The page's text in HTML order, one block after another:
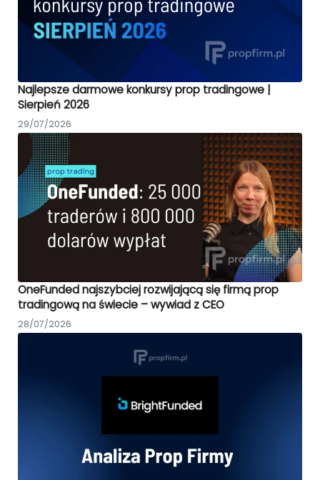
Najlepsze darmowe konkursy prop tradingowe |
Sierpień 2026
29/07/2026
OneFunded najszybciej rozwijającą się firmą prop
tradingową na świecie – wywiad z CEO
28/07/2026